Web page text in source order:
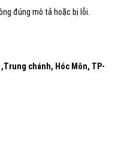
đúng mô tả hoặc bị lỗi.
chánh, Hóc Môn, TP-